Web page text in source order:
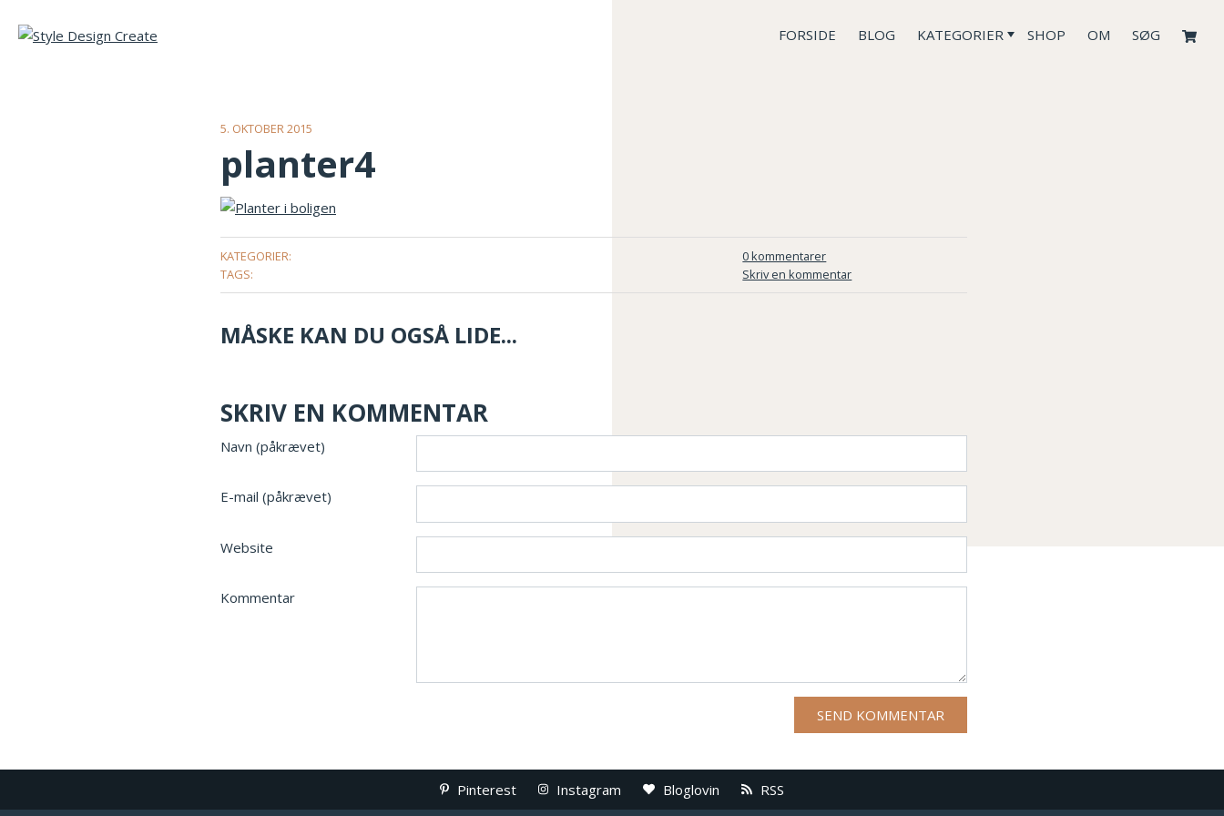
FORSIDE BLOG KATEGORIER SHOP OM SØG
5. OKTOBER 2015
planter4
KATEGORIER:
TAGS:
0 kommentarer
Skriv en kommentar
MÅSKE KAN DU OGSÅ LIDE...
SKRIV EN KOMMENTAR
Navn (påkrævet)
E-mail (påkrævet)
Website
Kommentar
Pinterest Instagram Bloglovin RSS